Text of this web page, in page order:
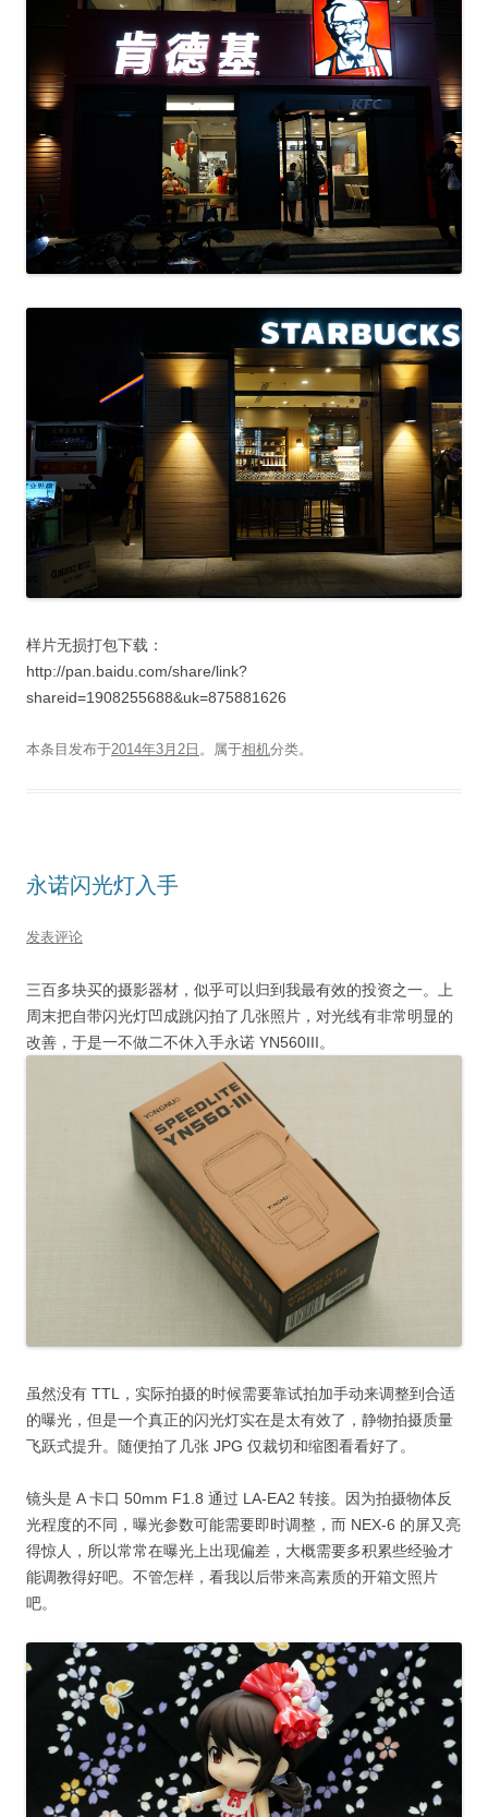
样片无损打包下载：
http://pan.baidu.com/share/link?
shareid=1908255688&uk=875881626
本条目发布于2014年3月2日 。属于相机分类。
永诺闪光灯入手
发表评论
三百多块买的摄影器材，似乎可以归到我最有效的投资之一。上
周末把自带闪光灯凹成跳闪拍了几张照片，对光线有非常明显的
改善，于是一不做二不休入手永诺 YN560III。
虽然没有 TTL，实际拍摄的时候需要靠试拍加手动来调整到合适
的曝光，但是一个真正的闪光灯实在是太有效了，静物拍摄质量
飞跃式提升。随便拍了几张 JPG 仅裁切和缩图看看好了。
镜头是 A 卡口 50mm F1.8 通过 LA-EA2 转接。因为拍摄物体反
光程度的不同，曝光参数可能需要即时调整，而 NEX-6 的屏又亮
得惊人，所以常常在曝光上出现偏差，大概需要多积累些经验才
能调教得好吧。不管怎样，看我以后带来高素质的开箱文照片
吧。